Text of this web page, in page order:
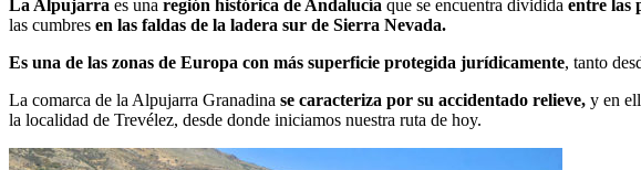
La Alpujarra es una región histórica de Andalucía que se encuentra dividida entre las
las cumbres en las faldas de la ladera sur de Sierra Nevada.
Es una de las zonas de Europa con más superficie protegida jurídicamente, tanto
La comarca de la Alpujarra Granadina se caracteriza por su accidentado relieve, y en
la localidad de Trevélez, desde donde iniciamos nuestra ruta de hoy.